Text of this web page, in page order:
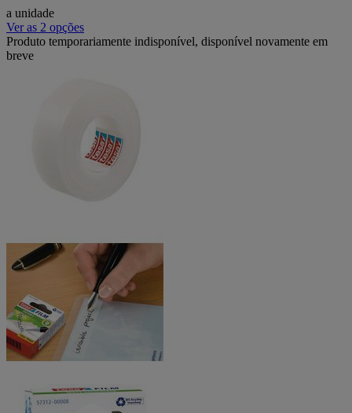
a unidade
Ver as 2 opções
Produto temporariamente indisponível, disponível novamente em
breve